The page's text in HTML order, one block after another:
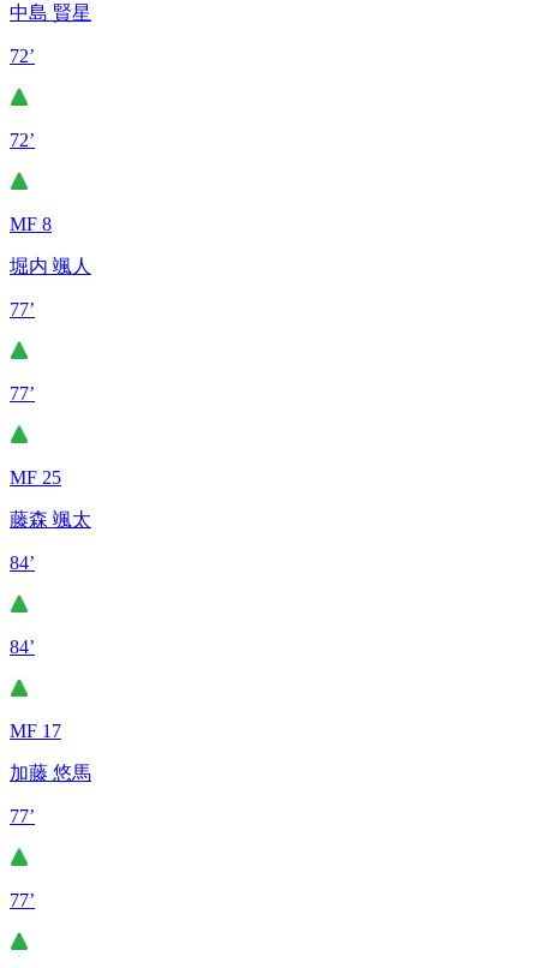
中島 賢星
72’
72’
MF 8
堀内 颯人
77’
77’
MF 25
藤森 颯太
84’
84’
MF 17
加藤 悠馬
77’
77’